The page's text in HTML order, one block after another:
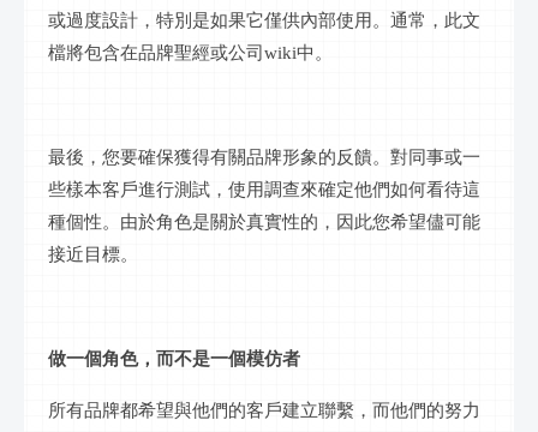
或過度設計，特別是如果它僅供內部使用。通常，此文
檔將包含在品牌聖經或公司 wiki中。
最後，您要確保獲得有關品牌形象的反饋。對同事或一
些樣本客戶進行測試，使用調查來確定他們如何看待這
種個性。由於角色是關於真實性的，因此您希望儘可能
接近目標。
做一個角色，而不是一個模仿者
所有品牌都希望與他們的客戶建立聯繫，而他們的努力